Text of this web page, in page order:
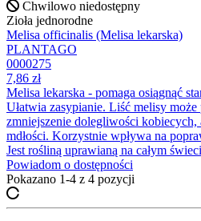
Chwilowo niedostępny
Zioła jednorodne
Melisa officinalis (Melisa lekarska)
PLANTAGO
0000275
7,86 zł
Melisa lekarska - pomaga osiągnąć
Ułatwia zasypianie. Liść melisy
zmniejszenie dolegliwości kobiecych,
mdłości. Korzystnie wpływa na
Jest rośliną uprawianą na całym
Powiadom o dostępności
Pokazano 1-4 z 4 pozycji